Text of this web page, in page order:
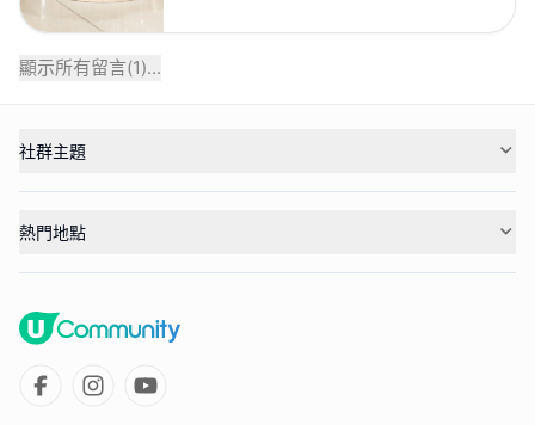
顯示所有留言(1)...
社群主題
熱門地點